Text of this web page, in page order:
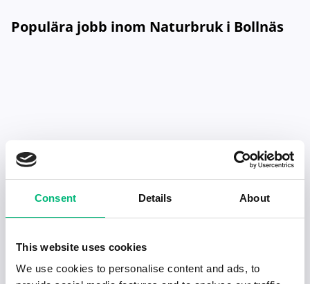
Consent Details About
This website uses cookies
We use cookies to personalise content and ads, to
Populära jobb inom Naturbruk i Bollnäs
Senaste publiceringarna i Jobbnytt
Visa fler artiklar